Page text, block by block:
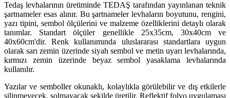
Tedaş levhalarının üretiminde TEDAŞ tarafından yayınlanan teknik
şartnameler esas alınır. Bu şartnameler levhaların boyutunu, rengini,
yazı tipini, sembol ölçülerini ve malzeme özelliklerini detaylı olarak
tanımlar. Standart ölçüler genellikle 25x35cm, 30x40cm ve
40x60cm'dir. Renk kullanımında uluslararası standartlara uygun
olarak sarı zemin üzerinde siyah sembol ve metin uyarı levhalarında,
kırmızı zemin üzerinde beyaz sembol yasaklama levhalarında
kullanılır.
Yazılar ve semboller okunaklı, kolaylıkla görülebilir ve dış etkilerle
silinmeyecek, solmayacak şekilde üretilir. Reflektif folyo uygulaması